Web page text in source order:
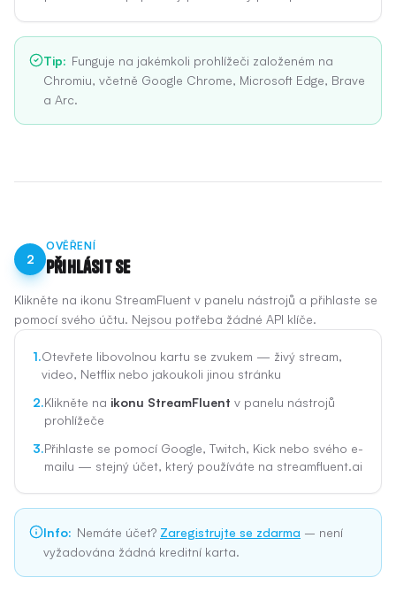
Tip: Funguje na jakémkoli prohlížeči založeném na
Chromiu, včetně Google Chrome, Microsoft Edge, Brave
a Arc.
2
OVĚŘENÍ
Přihlásit se
Klikněte na ikonu StreamFluent v panelu nástrojů a přihlaste se
pomocí svého účtu. Nejsou potřeba žádné API klíče.
1.Otevřete libovolnou kartu se zvukem — živý stream,
video, Netflix nebo jakoukoli jinou stránku
2.Klikněte na ikonu StreamFluent v panelu nástrojů
prohlížeče
3.Přihlaste se pomocí Google, Twitch, Kick nebo svého e-
mailu — stejný účet, který používáte na streamfluent.ai
Info: Nemáte účet? Zaregistrujte se zdarma – není
vyžadována žádná kreditní karta.